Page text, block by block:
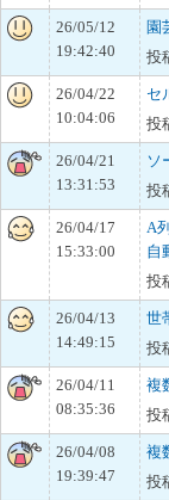
26/05/12
19:42:40
園
投
26/04/22
10:04:06
セ
投
26/04/21
13:31:53
ソ
投
26/04/17
15:33:00
A
自
投
26/04/13
14:49:15
世
投
26/04/11
08:35:36
複
投
26/04/08
19:39:47
複
投